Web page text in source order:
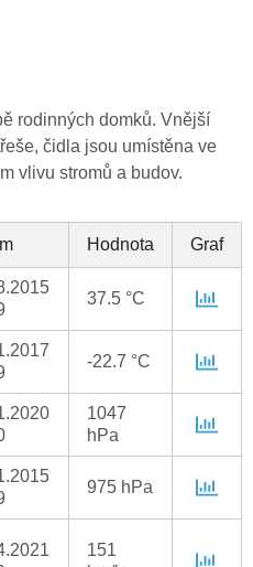
rodinných domků. Vnější
čidla jsou umístěna ve
vlivu stromů a budov.
Hodnota Graf
37.5 °C
-22.7 °C
1047
hPa
975 hPa
151